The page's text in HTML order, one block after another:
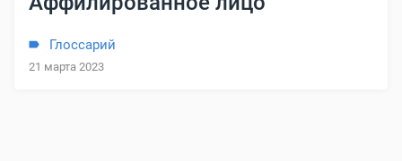
Глоссарий
21 марта 2023